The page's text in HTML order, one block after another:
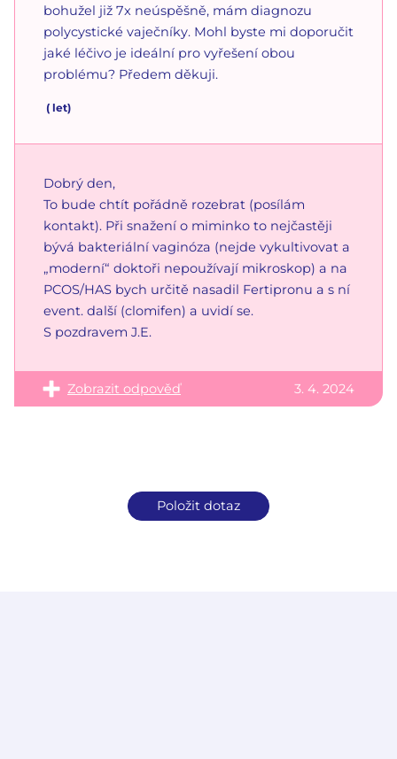
bohužel již 7x neúspěšně, mám diagnozu
polycystické vaječníky. Mohl byste mi doporučit
jaké léčivo je ideální pro vyřešení obou
problému? Předem děkuji.
( let)
Dobrý den,
To bude chtít pořádně rozebrat (posílám
kontakt). Při snažení o miminko to nejčastěji
bývá bakteriální vaginóza (nejde vykultivovat a
„moderní“ doktoři nepoužívají mikroskop) a na
PCOS/HAS bych určitě nasadil Fertipronu a s ní
event. další (clomifen) a uvidí se.
S pozdravem J.E.
Zobrazit odpověď 3. 4. 2024
Položit dotaz